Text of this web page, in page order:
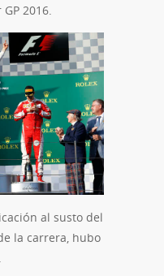
2016.
al susto del
la carrera, hubo